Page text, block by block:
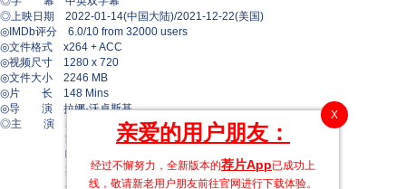
X
亲爱的用户朋友：
经过不懈努力，全新版本的荐片App已成功上
线，敬请新老用户朋友前往官网进行下载体验。
◎上映日期 2022-01-14(中国大陆)/2021-12-22(美国)
◎IMDb评分 6.0/10 from 32000 users
◎文件格式 x264 + ACC
◎视频尺寸 1280 x 720
◎文件大小 2246 MB
◎片 长 148 Mins
◎导 演 拉娜·沃卓斯基
◎主 演 基努·里维斯
凯瑞-安·莫斯
叶海亚·阿卜杜勒-迈丁
杰西卡·亨维克
乔纳森·格罗夫